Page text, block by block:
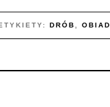
DRÓB OBIAD